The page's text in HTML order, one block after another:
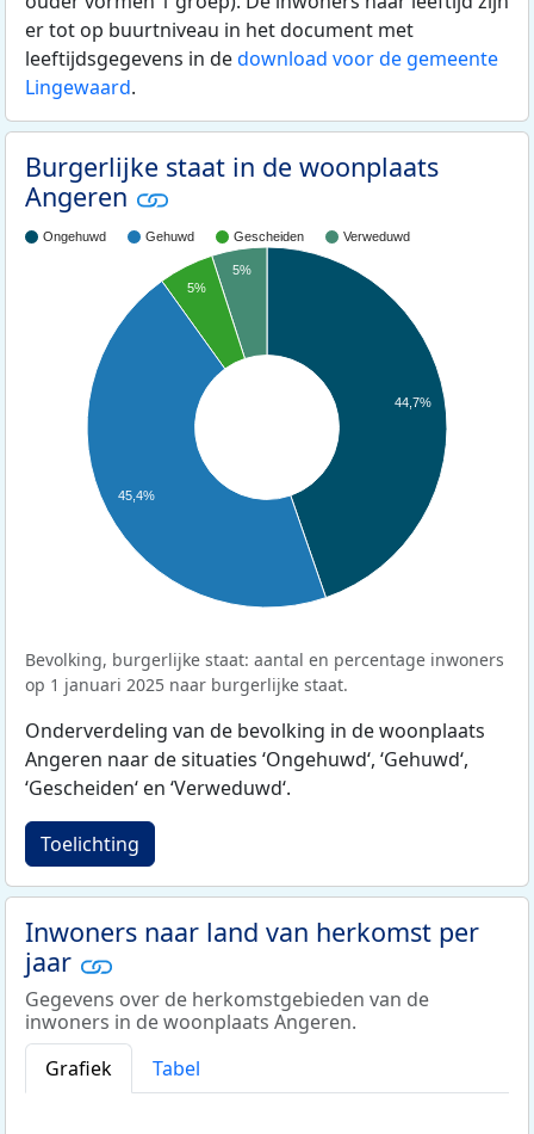
er tot op buurtniveau in het document met
leeftijdsgegevens in dedownload voor de gemeente
Lingewaard.
Burgerlijke staat in de woonplaats
Angeren
Ongehuwd Gehuwd Gescheiden Verweduwd
44,7%
5%
5%
45,4%
Bevolking, burgerlijke staat: aantal en percentage inwoners
op 1 januari 2025 naar burgerlijke staat.
Onderverdeling van de bevolking in de woonplaats
Angeren naar de situaties ‘Ongehuwd‘, ‘Gehuwd‘,
‘Gescheiden‘ en ‘Verweduwd‘.
Toelichting
Inwoners naar land van herkomst per
jaar
Gegevens over de herkomstgebieden van de
inwoners in de woonplaats Angeren.
Grafiek
Tabel